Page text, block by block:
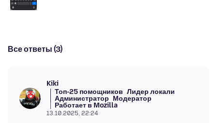
Все ответы (3)
Kiki
Топ-25 помощников Лидер локали
Администратор Модератор
Работает в Mozilla
13.10.2025, 22:24